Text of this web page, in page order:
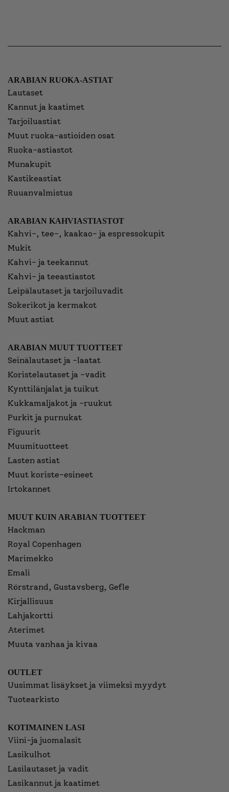
ARABIAN RUOKA-ASTIAT
Lautaset
Kannut ja kaatimet
Tarjoiluastiat
Muut ruoka-astioiden osat
Ruoka-astiastot
Munakupit
Kastikeastiat
Ruuanvalmistus
ARABIAN KAHVIASTIASTOT
Kahvi-, tee-, kaakao- ja espressokupit
Mukit
Kahvi- ja teekannut
Kahvi- ja teeastiastot
Leipälautaset ja tarjoiluvadit
Sokerikot ja kermakot
Muut astiat
ARABIAN MUUT TUOTTEET
Seinälautaset ja -laatat
Koristelautaset ja -vadit
Kynttilänjalat ja tuikut
Kukkamaljakot ja -ruukut
Purkit ja purnukat
Figuurit
Muumituotteet
Lasten astiat
Muut koriste-esineet
Irtokannet
MUUT KUIN ARABIAN TUOTTEET
Hackman
Royal Copenhagen
Marimekko
Emali
Rörstrand, Gustavsberg, Gefle
Kirjallisuus
Lahjakortti
Aterimet
Muuta vanhaa ja kivaa
OUTLET
Uusimmat lisäykset ja viimeksi myydyt
Tuotearkisto
KOTIMAINEN LASI
Viini-ja juomalasit
Lasikulhot
Lasilautaset ja vadit
Lasikannut ja kaatimet